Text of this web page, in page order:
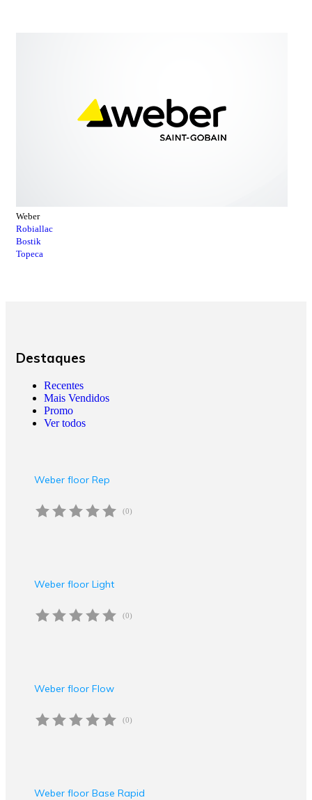
Weber
Robiallac
Bostik
Topeca
Destaques
Recentes
Mais Vendidos
Promo
Ver todos
Weber floor Rep
(0)
Weber floor Light
(0)
Weber floor Flow
(0)
Weber floor Base Rapid